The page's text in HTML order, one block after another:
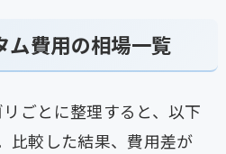
ム費用の相場一覧
ごとに整理すると、以下
比較した結果、費用差が